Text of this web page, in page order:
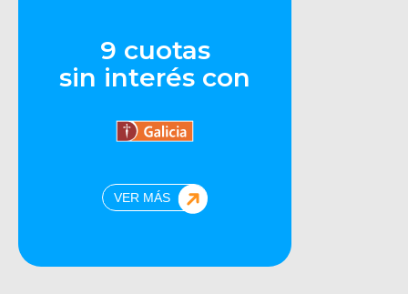
9 cuotas
sin interés con
VER MÁS